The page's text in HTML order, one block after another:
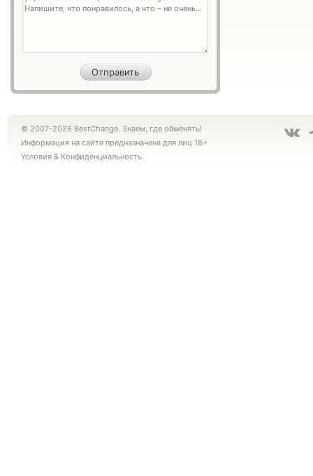
© 2007-2026 BestChange. Знаем, где обменять!
Информация на сайте предназначена для лиц 18+
Условия & Конфиденциальность